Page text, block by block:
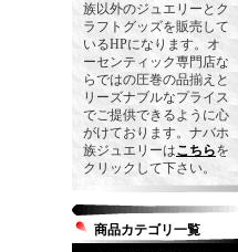
族以外のジュエリーとク
ラフトグッズを販売して
いるHPになります。オ
ーセンティック専門店な
らではの圧巻の品揃えと
リーズナブルなプライス
でご提供できるように心
がけております。ナバホ
族ジュエリーはこちらを
クリックして下さい。
商品カテゴリ一覧